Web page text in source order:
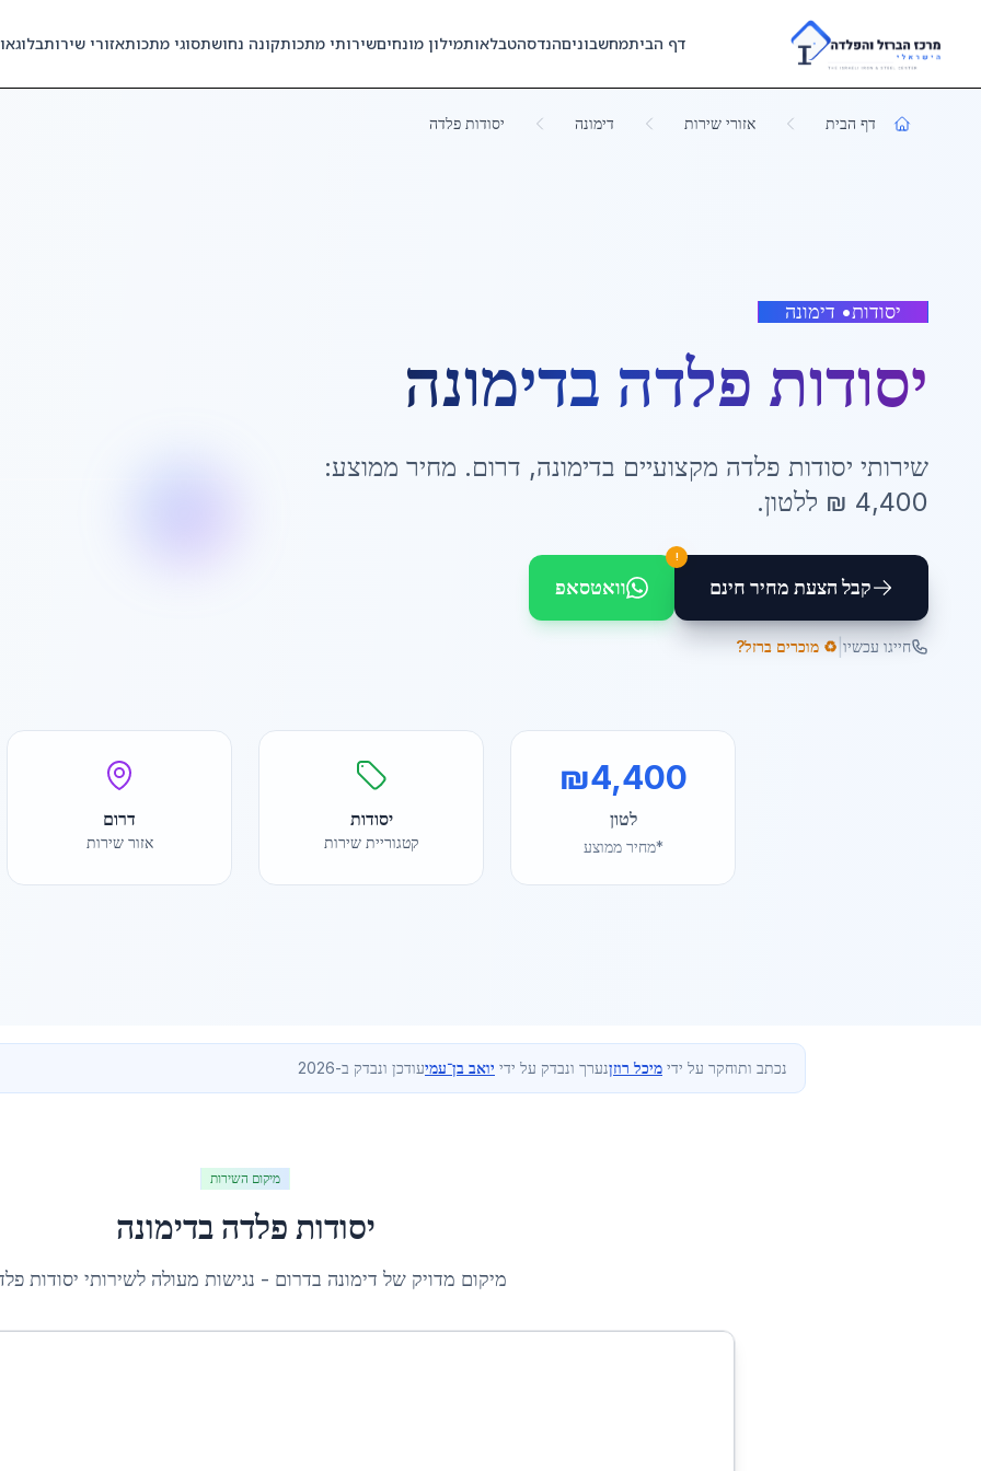
Skip to main content
דף הביתמחשבוניםהנדסהטבלאותמילון מונחיםשירותי מתכותקונה נחושתסוגי מתכותאזורי שירותבלוג
דף הבית אזורי שירות דימונה יסודות פלדה
יסודות• דימונה
יסודות פלדה בדימונה
שירותי יסודות פלדה מקצועיים בדימונה, דרום. מחיר ממוצע:
4,400 ₪ ללטון.
קבל הצעת מחיר חינם
!
וואטסאפ
חייגו עכשיו ♻️ מוכרים ברזל?
₪4,400
לטון
*מחיר ממוצע
יסודות
קטגוריית שירות
דרום
אזור שירות
נכתב ותוחקר על ידי מיכל רוזןנערך ונבדק על ידי יואב בן־עמיעודכן ונבדק ב-2026
מיקום השירות
יסודות פלדה בדימונה
מיקום מדויק של דימונה בדרום - נגישות מעולה לשירותי יסודות